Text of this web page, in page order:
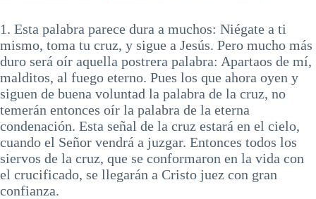
1. Esta palabra parece dura a muchos: Niégate a ti
mismo, toma tu cruz, y sigue a Jesús. Pero mucho más
duro será oír aquella postrera palabra: Apartaos de mí,
malditos, al fuego eterno. Pues los que ahora oyen y
siguen de buena voluntad la palabra de la cruz, no
temerán entonces oír la palabra de la eterna
condenación. Esta señal de la cruz estará en el cielo,
cuando el Señor vendrá a juzgar. Entonces todos los
siervos de la cruz, que se conformaron en la vida con
el crucificado, se llegarán a Cristo juez con gran
confianza.